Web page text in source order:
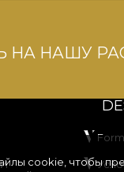
cookie, чтобы
НА НАШУ